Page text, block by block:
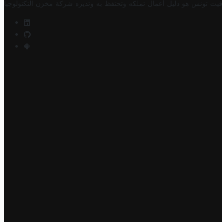
تونس هو دليل أعمال تملكه وتحتفظ به وتديره شركة مخزن التكنولوجيا